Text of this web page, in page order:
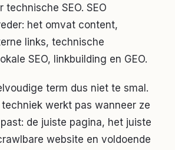
technische SEO. SEO
het omvat content,
links, technische
SEO, linkbuilding en GEO.
term dus niet te smal.
techniek werkt pas wanneer ze
de juiste pagina, het juiste
website en voldoende